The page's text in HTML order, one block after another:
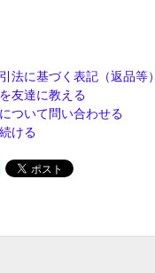
法に基づく表記（返品等）
友達に教える
ついて問い合わせる
ける